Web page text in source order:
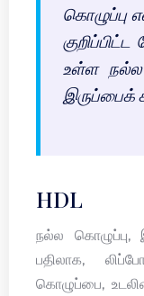
கொழுப்பு
உள்ள நல்ல
இருப்பைக்
HDL
நல்ல கொழுப்பு,
பதிலாக,
கொழுப்பை,